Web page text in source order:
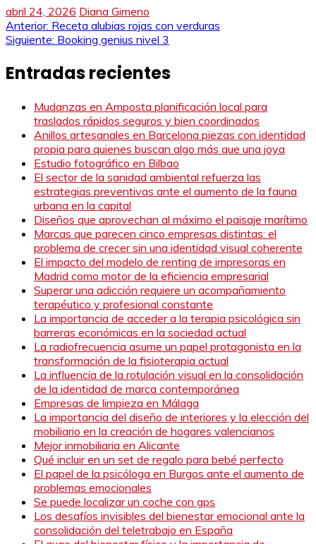
abril 24, 2026 Diana Gimeno
Navegación
entradas
Anterior: Receta alubias rojas con verduras
Siguiente: Booking genius nivel 3
Entradas recientes
Mudanzas en Amposta planificación local para
traslados rápidos seguros y bien coordinados
Anillos artesanales en Barcelona piezas con identidad
propia para quienes buscan algo más que una joya
Estudio fotográfico en Bilbao
El sector de la sanidad ambiental refuerza las
estrategias preventivas ante el aumento de la fauna
urbana en la capital
Diseños que aprovechan al máximo el paisaje marítimo
Marcas que parecen cinco empresas distintas: el
problema de crecer sin una identidad visual coherente
El impacto del modelo de renting de impresoras en
Madrid como motor de la eficiencia empresarial
Superar una adicción requiere un acompañamiento
terapéutico y profesional constante
La importancia de acceder a la terapia psicológica sin
barreras económicas en la sociedad actual
La radiofrecuencia asume un papel protagonista en la
transformación de la fisioterapia actual
La influencia de la rotulación visual en la consolidación
de la identidad de marca contemporánea
Empresas de limpieza en Málaga
La importancia del diseño de interiores y la elección del
mobiliario en la creación de hogares valencianos
Mejor inmobiliaria en Alicante
Qué incluir en un set de regalo para bebé perfecto
El papel de la psicóloga en Burgos ante el aumento de
problemas emocionales
Se puede localizar un coche con gps
Los desafíos invisibles del bienestar emocional ante la
consolidación del teletrabajo en España